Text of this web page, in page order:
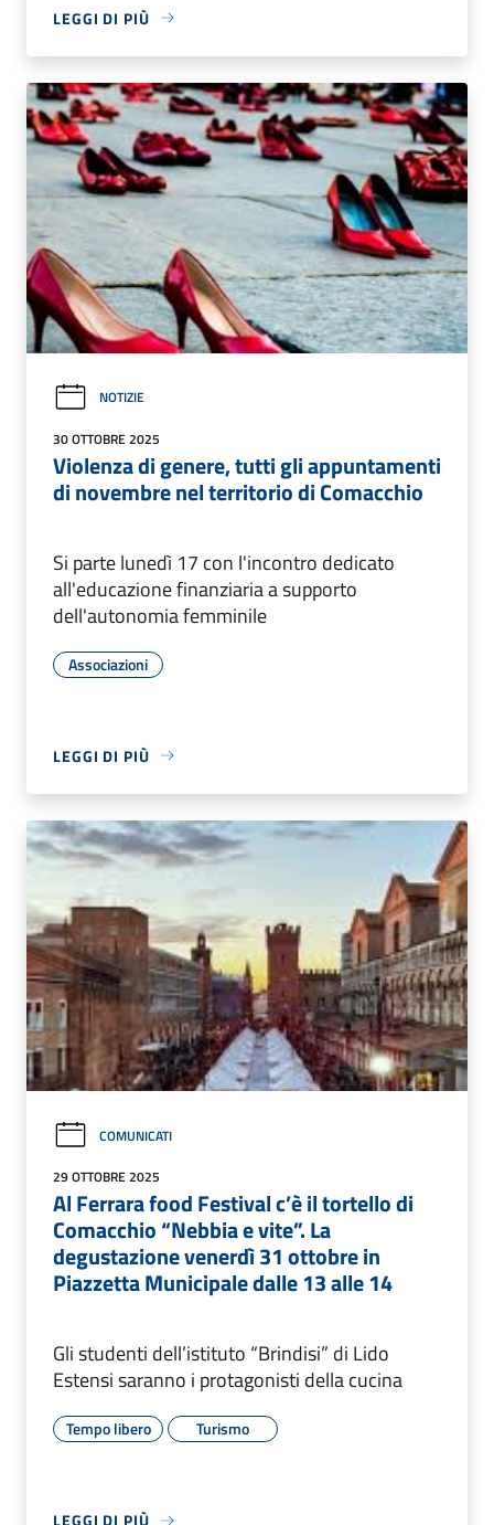
LEGGI DI PIÙ
NOTIZIE
30 OTTOBRE 2025
Violenza di genere, tutti gli appuntamenti
di novembre nel territorio di Comacchio
Si parte lunedì 17 con l'incontro dedicato
all'educazione finanziaria a supporto
dell'autonomia femminile
Associazioni
LEGGI DI PIÙ
COMUNICATI
29 OTTOBRE 2025
Al Ferrara food Festival c’è il tortello di
Comacchio “Nebbia e vite”. La
degustazione venerdì 31 ottobre in
Piazzetta Municipale dalle 13 alle 14
Gli studenti dell’istituto “Brindisi” di Lido
Estensi saranno i protagonisti della cucina
Tempo libero Turismo
LEGGI DI PIÙ